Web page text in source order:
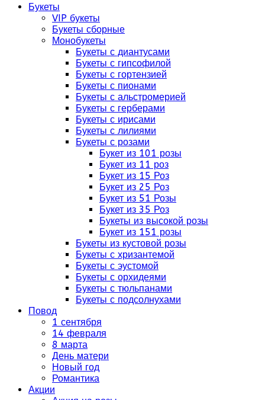
Букеты
VIP букеты
Букеты сборные
Монобукеты
Букеты с диантусами
Букеты с гипсофилой
Букеты с гортензией
Букеты с пионами
Букеты с альстромерией
Букеты с герберами
Букеты с ирисами
Букеты с лилиями
Букеты с розами
Букет из 101 розы
Букет из 11 роз
Букет из 15 Роз
Букет из 25 Роз
Букет из 51 Розы
Букет из 35 Роз
Букеты из высокой розы
Букет из 151 розы
Букеты из кустовой розы
Букеты с хризантемой
Букеты с эустомой
Букеты с орхидеями
Букеты с тюльпанами
Букеты с подсолнухами
Повод
1 сентября
14 февраля
8 марта
День матери
Новый год
Романтика
Акции